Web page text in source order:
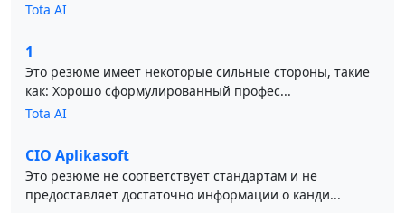
Tota AI
1
Это резюме имеет некоторые сильные стороны, такие
как: Хорошо сформулированный профес...
Tota AI
CIO Aplikasoft
Это резюме не соответствует стандартам и не
предоставляет достаточно информации о канди...